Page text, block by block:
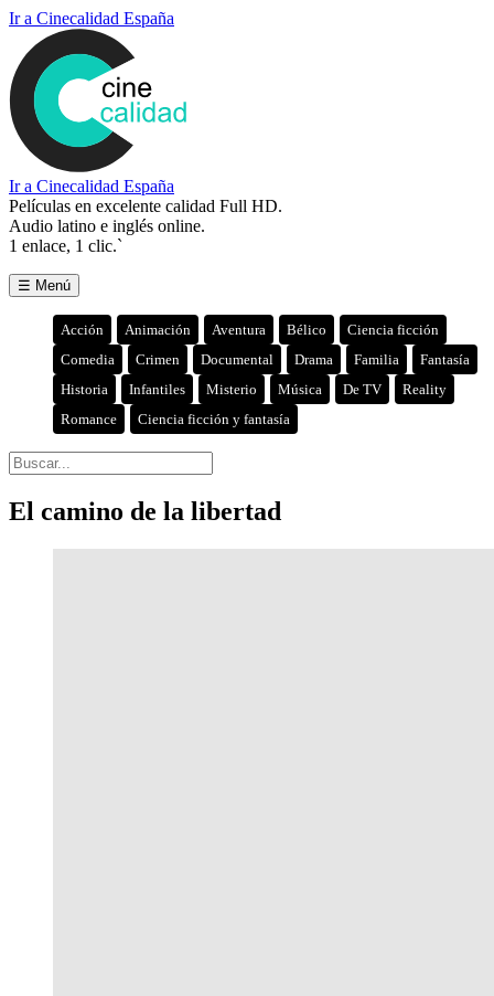
Ir a Cinecalidad España
Ir a Cinecalidad España
Películas en excelente calidad Full HD.
Audio latino e inglés online.
1 enlace, 1 clic.`
☰ Menú
Acción Animación Aventura Bélico
Ciencia ficción
Comedia
Crimen Documental Drama Familia
Fantasía
Historia
Infantiles Misterio Música De TV
Reality
Romance
Ciencia ficción y fantasía
El camino de la libertad